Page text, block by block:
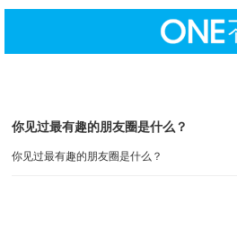
你见过最有趣的朋友圈是什么？
你见过最有趣的朋友圈是什么？